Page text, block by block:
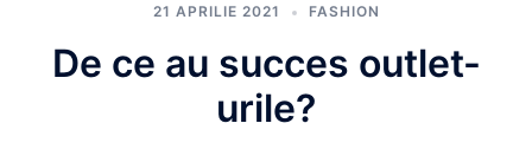
21 APRILIE 2021 FASHION
De ce au succes outlet-
urile?